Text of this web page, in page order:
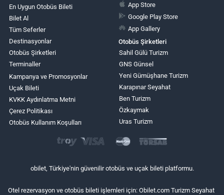
En Uygun Otobüs Bileti
Bilet Al
Tüm Seferler
Destinasyonlar
Otobüs Şirketleri
Terminaller
Kampanya ve Promosyonlar
Uçak Bileti
KVKK Aydınlatma Metni
Çerez Politikası
Otobüs Kullanım Koşulları
App Store
Google Play Store
App Gallery
Otobüs Şirketleri
Sahil Gülü Turizm
GNS Günsel
Yeni Gümüşhane Turizm
Karapınar Seyahat
Ben Turizm
Özkaymak
Uras Turizm
obilet, Türkiye'nin güvenilir otobüs ve uçak bileti platformu.
Otel rezervasyon ve otobüs bileti işlemleri için: Obilet.com Turizm Seyahat